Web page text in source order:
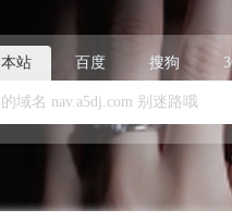
本站 百度 搜狗